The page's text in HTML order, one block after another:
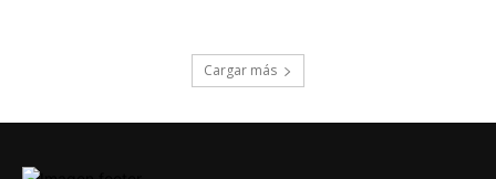
Cargar más